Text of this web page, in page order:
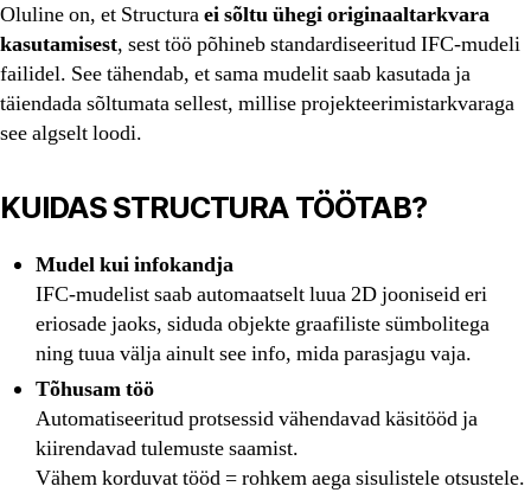
Oluline on, et Structuraei sõltu ühegi originaaltarkvara
kasutamisest, sest töö põhineb standardiseeritud IFC-mudeli
failidel. See tähendab, et sama mudelit saab kasutada ja
täiendada sõltumata sellest, millise projekteerimistarkvaraga
see algselt loodi.
KUIDAS STRUCTURA TÖÖTAB?
Mudel kui infokandja
IFC-mudelist saab automaatselt luua 2D jooniseid eri
eriosade jaoks, siduda objekte graafiliste sümbolitega
ning tuua välja ainult see info, mida parasjagu vaja.
Tõhusam töö
Automatiseeritud protsessid vähendavad käsitööd ja
kiirendavad tulemuste saamist.
Vähem korduvat tööd = rohkem aega sisulistele otsustele.